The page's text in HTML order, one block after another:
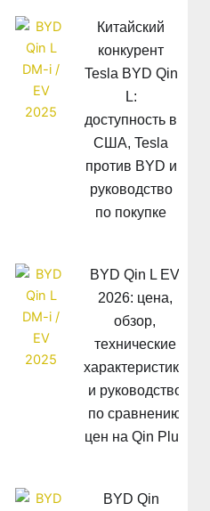
Китайский
конкурент
Tesla BYD Qin
L:
доступность в
США, Tesla
против BYD и
руководство
по покупке
BYD Qin L EV
2026: цена,
обзор,
технические
характеристики
и руководство
по сравнению
цен на Qin Plus
BYD Qin